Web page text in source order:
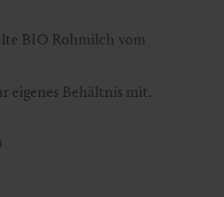
BIO Rohmilch vom
eigenes Behältnis mit.